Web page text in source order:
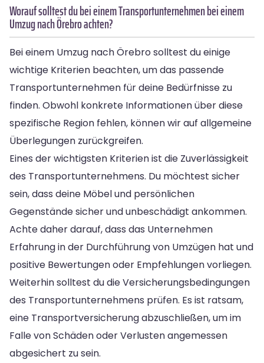
Worauf solltest du bei einem Transportunternehmen bei einem
Umzug nach Örebro achten?
Bei einem Umzug nach Örebro solltest du einige
wichtige Kriterien beachten, um das passende
Transportunternehmen für deine Bedürfnisse zu
finden. Obwohl konkrete Informationen über diese
spezifische Region fehlen, können wir auf allgemeine
Überlegungen zurückgreifen.
Eines der wichtigsten Kriterien ist die Zuverlässigkeit
des Transportunternehmens. Du möchtest sicher
sein, dass deine Möbel und persönlichen
Gegenstände sicher und unbeschädigt ankommen.
Achte daher darauf, dass das Unternehmen
Erfahrung in der Durchführung von Umzügen hat und
positive Bewertungen oder Empfehlungen vorliegen.
Weiterhin solltest du die Versicherungsbedingungen
des Transportunternehmens prüfen. Es ist ratsam,
eine Transportversicherung abzuschließen, um im
Falle von Schäden oder Verlusten angemessen
abgesichert zu sein.